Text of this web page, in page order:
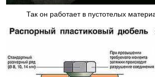
Так он работает в пустотелых